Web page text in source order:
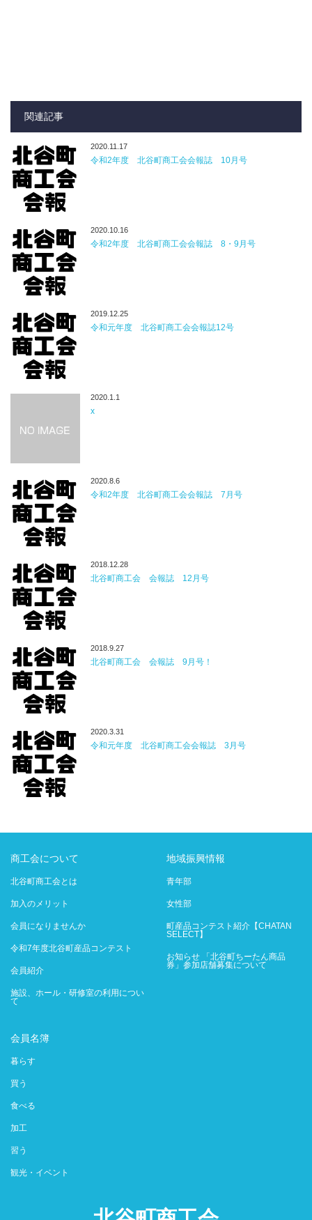
関連記事
2020.11.17
令和2年度 北谷町商工会会報誌 10月号
2020.10.16
令和2年度 北谷町商工会会報誌 8・9月号
2019.12.25
令和元年度 北谷町商工会会報誌12号
2020.1.1
x
2020.8.6
令和2年度 北谷町商工会会報誌 7月号
2018.12.28
北谷町商工会 会報誌 12月号
2018.9.27
北谷町商工会 会報誌 9月号！
2020.3.31
令和元年度 北谷町商工会会報誌 3月号
商工会について
北谷町商工会とは
加入のメリット
会員になりませんか
令和7年度北谷町産品コンテスト
会員紹介
施設、ホール・研修室の利用につい
て
地域振興情報
青年部
女性部
町産品コンテスト紹介【CHATAN
SELECT】
お知らせ 「北谷町ちーたん商品
券」参加店舗募集について
会員名簿
暮らす
買う
食べる
加工
習う
観光・イベント